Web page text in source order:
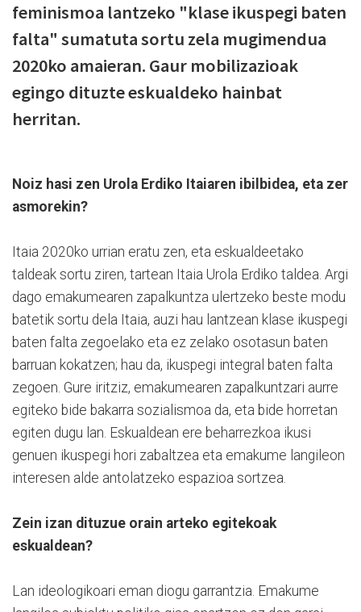
feminismoa lantzeko "klase ikuspegi baten
falta" sumatuta sortu zela mugimendua
2020ko amaieran. Gaur mobilizazioak
egingo dituzte eskualdeko hainbat
herritan.
Noiz hasi zen Urola Erdiko Itaiaren ibilbidea, eta zer
asmorekin?
Itaia 2020ko urrian eratu zen, eta eskualdeetako
taldeak sortu ziren, tartean Itaia Urola Erdiko taldea. Argi
dago emakumearen zapalkuntza ulertzeko beste modu
batetik sortu dela Itaia, auzi hau lantzean klase ikuspegi
baten falta zegoelako eta ez zelako osotasun baten
barruan kokatzen; hau da, ikuspegi integral baten falta
zegoen. Gure iritziz, emakumearen zapalkuntzari aurre
egiteko bide bakarra sozialismoa da, eta bide horretan
egiten dugu lan. Eskualdean ere beharrezkoa ikusi
genuen ikuspegi hori zabaltzea eta emakume langileon
interesen alde antolatzeko espazioa sortzea.
Zein izan dituzue orain arteko egitekoak
eskualdean?
Lan ideologikoari eman diogu garrantzia. Emakume